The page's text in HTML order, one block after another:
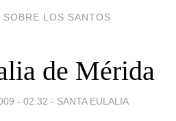
LOS SANTOS
de Mérida
- 02:32 - SANTA EULALIA